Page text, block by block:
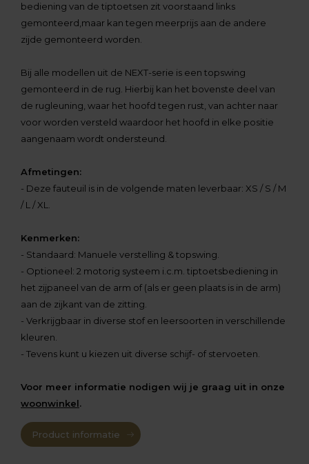
bediening van de tiptoetsen zit voorstaand links
gemonteerd,maar kan tegen meerprijs aan de andere
zijde gemonteerd worden.
Bij alle modellen uit de NEXT-serie is een topswing
gemonteerd in de rug. Hierbij kan het bovenste deel van
de rugleuning, waar het hoofd tegen rust, van achter naar
voor worden versteld waardoor het hoofd in elke positie
aangenaam wordt ondersteund.
Afmetingen:
- Deze fauteuil is in de volgende maten leverbaar: XS / S / M
/ L / XL.
Kenmerken:
- Standaard: Manuele verstelling & topswing.
- Optioneel: 2 motorig systeem i.c.m. tiptoetsbediening in
het zijpaneel van de arm of (als er geen plaats is in de arm)
aan de zijkant van de zitting.
- Verkrijgbaar in diverse stof en leersoorten in verschillende
kleuren.
- Tevens kunt u kiezen uit diverse schijf- of stervoeten.
Voor meer informatie nodigen wij je graag uit in onze
woonwinkel.
Product informatie